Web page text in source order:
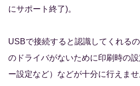
にサポート終了)。
USBで接続すると認識してくれる
のドライバがないために印刷時の
ー設定など）などが十分に行えませ